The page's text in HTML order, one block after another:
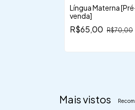
Língua Materna
venda]
R$65,00 R$70,00
Mais vistos